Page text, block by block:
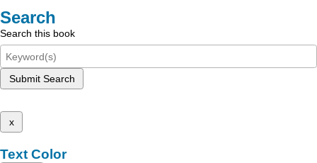
Search
Search this book
Submit Search
x
Text Color